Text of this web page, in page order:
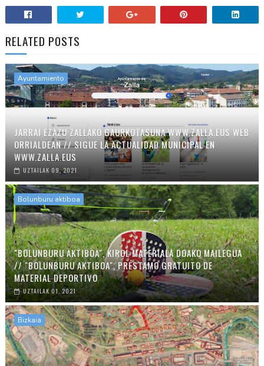
RELATED POSTS
Ayuntamiento
JARRAI EZAZU ZALLAKO GAURKOTASUNA WWW.ZALLA.EUS WEB
ORRIALDEAN // SIGUE LA ACTUALIDAD MUNICIPAL EN
WWW.ZALLA.EUS
UZTAILAK 09, 2021
Bolunburu aktiboa
"BOLUNBURU AKTIBOA", KIROL MATERIALA DOAKO MAILEGUA
// "BOLUNBURU AKTIBOA", PRÉSTAMO GRATUITO DE
MATERIAL DEPORTIVO
UZTAILAK 01, 2021
Bizkaia